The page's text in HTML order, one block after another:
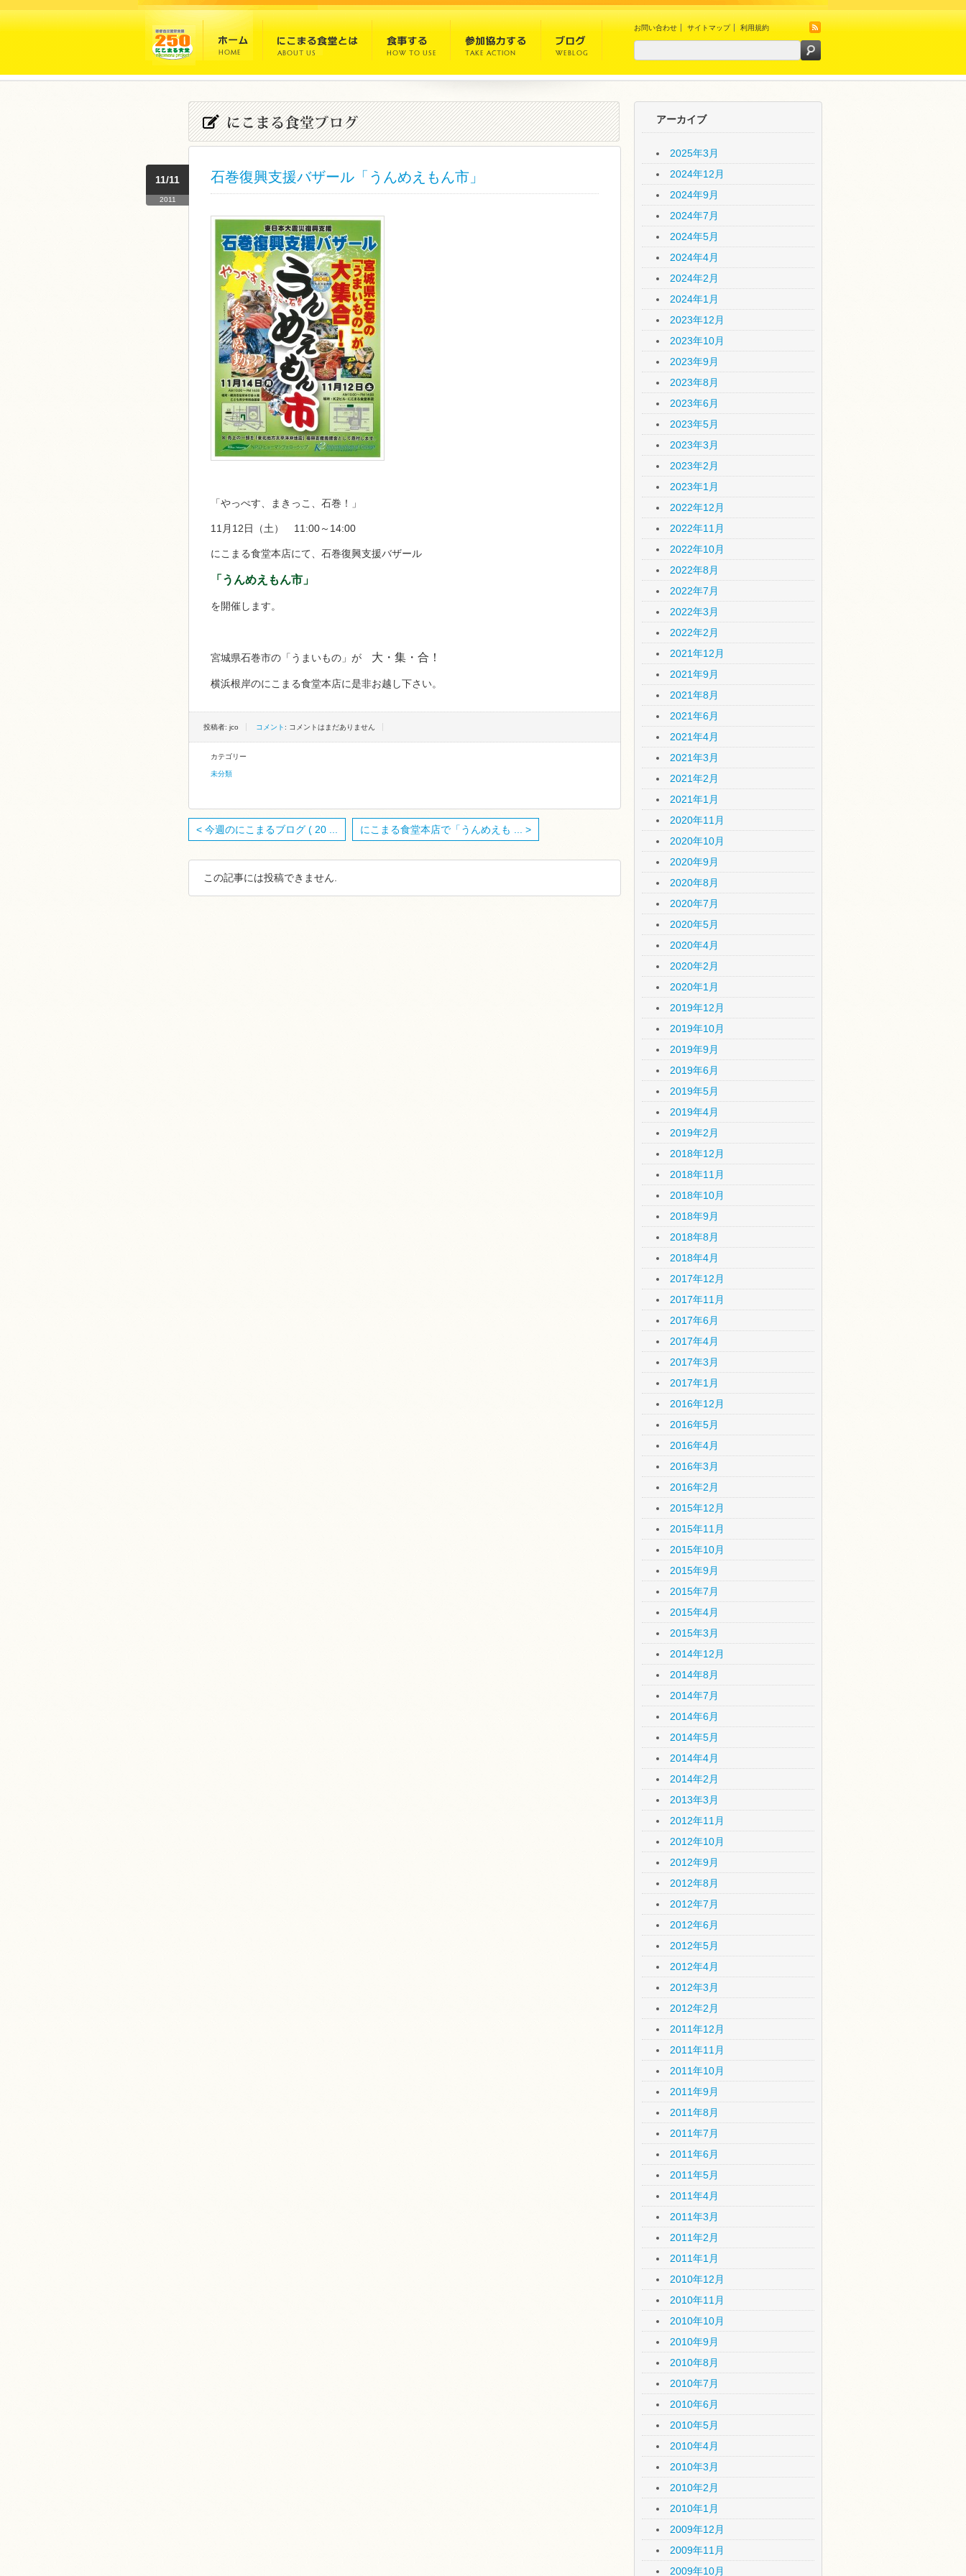
お問い合わせ サイトマップ 利用規約
石巻復興支援バザール「うんめえもん市」
11/11
2011
「やっぺす、まきっこ、石巻！」
11月12日（土） 11:00～14:00
にこまる食堂本店にて、石巻復興支援バザール
「うんめえもん市」
を開催します。
宮城県石巻市の「うまいもの」が 大・集・合！
横浜根岸のにこまる食堂本店に是非お越し下さい。
投稿者: jco コメント : コメントはまだありません
カテゴリー
未分類
< 今週のにこまるブログ ( 20 ... にこまる食堂本店で「うんめえも ... >
この記事には投稿できません.
アーカイブ
2025年3月
2024年12月
2024年9月
2024年7月
2024年5月
2024年4月
2024年2月
2024年1月
2023年12月
2023年10月
2023年9月
2023年8月
2023年6月
2023年5月
2023年3月
2023年2月
2023年1月
2022年12月
2022年11月
2022年10月
2022年8月
2022年7月
2022年3月
2022年2月
2021年12月
2021年9月
2021年8月
2021年6月
2021年4月
2021年3月
2021年2月
2021年1月
2020年11月
2020年10月
2020年9月
2020年8月
2020年7月
2020年5月
2020年4月
2020年2月
2020年1月
2019年12月
2019年10月
2019年9月
2019年6月
2019年5月
2019年4月
2019年2月
2018年12月
2018年11月
2018年10月
2018年9月
2018年8月
2018年4月
2017年12月
2017年11月
2017年6月
2017年4月
2017年3月
2017年1月
2016年12月
2016年5月
2016年4月
2016年3月
2016年2月
2015年12月
2015年11月
2015年10月
2015年9月
2015年7月
2015年4月
2015年3月
2014年12月
2014年8月
2014年7月
2014年6月
2014年5月
2014年4月
2014年2月
2013年3月
2012年11月
2012年10月
2012年9月
2012年8月
2012年7月
2012年6月
2012年5月
2012年4月
2012年3月
2012年2月
2011年12月
2011年11月
2011年10月
2011年9月
2011年8月
2011年7月
2011年6月
2011年5月
2011年4月
2011年3月
2011年2月
2011年1月
2010年12月
2010年11月
2010年10月
2010年9月
2010年8月
2010年7月
2010年6月
2010年5月
2010年4月
2010年3月
2010年2月
2010年1月
2009年12月
2009年11月
2009年10月